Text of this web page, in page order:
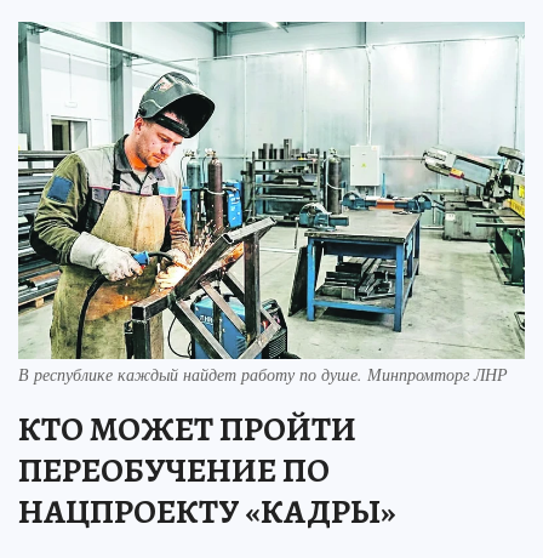
В республике каждый найдет работу по душе. Минпромторг ЛНР
КТО МОЖЕТ ПРОЙТИ
ПЕРЕОБУЧЕНИЕ ПО
НАЦПРОЕКТУ «КАДРЫ»